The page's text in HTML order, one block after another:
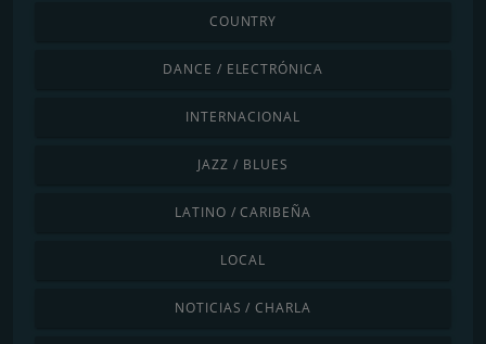
COUNTRY
DANCE / ELECTRÓNICA
INTERNACIONAL
JAZZ / BLUES
LATINO / CARIBEÑA
LOCAL
NOTICIAS / CHARLA